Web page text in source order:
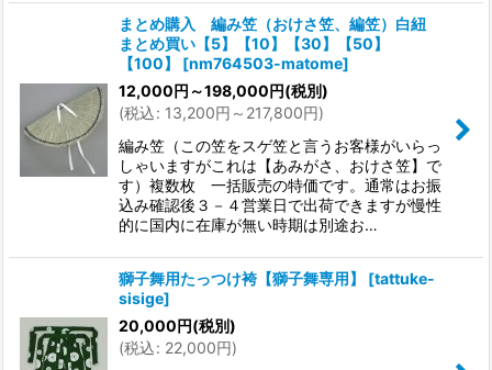
まとめ購入 編み笠（おけさ笠、編笠）白紐
まとめ買い【5】【10】【30】【50】
【100】
[nm764503-matome]
12,000円 ～198,000円(税別)
(税込: 13,200円 ～217,800円)
編み笠（この笠をスゲ笠と言うお客様がいらっ
しゃいますがこれは【あみがさ、おけさ笠】で
す）複数枚 一括販売の特価です。通常はお振
込み確認後３－４営業日で出荷できますが慢性
的に国内に在庫が無い時期は別途お…
獅子舞用たっつけ袴【獅子舞専用】 [tattuke-
sisige]
20,000円(税別)
(税込: 22,000円)